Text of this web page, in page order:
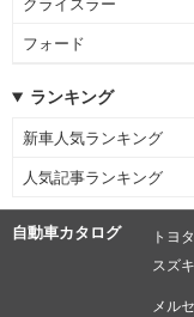
フォード
ランキング
新車人気ランキング
人気記事ランキング
自動車カタログ トヨタ
スズキ
メル